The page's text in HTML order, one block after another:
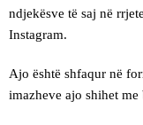
ndjekësve të saj në
Instagram.
Ajo është shfaqur në
imazheve ajo shihet